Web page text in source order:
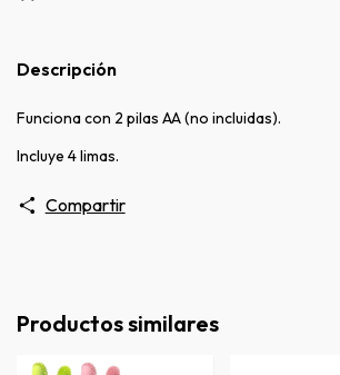
Descripción
Funciona con 2 pilas AA (no incluidas).
Incluye 4 limas.
Compartir
Productos similares